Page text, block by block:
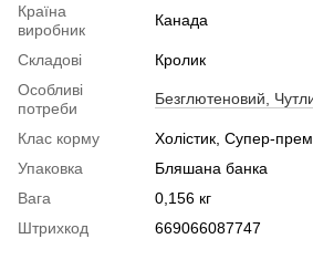
Країна
виробник
Канада
Складові
Кролик
Особливі
потреби
Безглютеновий,
Клас корму
Холістик, Супер-
Упаковка
Бляшана банка
Вага
0,156 кг
Штрихкод
669066087747